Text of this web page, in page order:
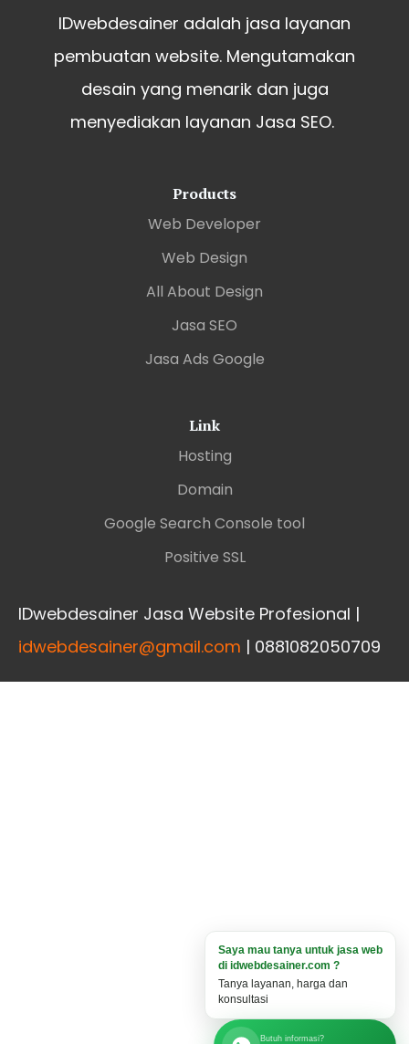
IDwebdesainer adalah jasa layanan
pembuatan website. Mengutamakan
desain yang menarik dan juga
menyediakan layanan Jasa SEO.
Products
Web Developer
Web Design
All About Design
Jasa SEO
Jasa Ads Google
Link
Hosting
Domain
Google Search Console tool
Positive SSL
IDwebdesainer Jasa Website Profesional |
idwebdesainer@gmail.com | 0881082050709
Saya mau tanya untuk jasa web
di idwebdesainer.com ?
Tanya layanan, harga dan
konsultasi
Butuh informasi?